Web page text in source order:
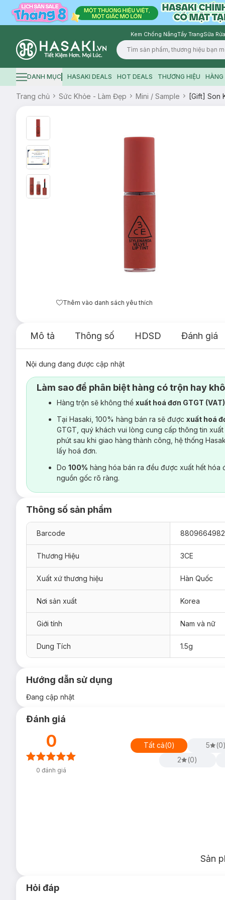
Kem Chống NắngTẩy TrangSữa
Logo
Hamburger icon
DANH MỤC HASAKI DEALS HOT DEALS THƯƠNG HIỆU HÀNG
Trang chủ Sức Khỏe - Làm Đẹp Mini / Sample [Gift] Son
Thêm vào danh sách yêu thích
Mô tả Thông số HDSD Đánh giá
Nội dung đang được cập nhật
Làm sao để phân biệt hàng có trộn hay
Hàng trộn sẽ không thể xuất hoá đơn GTGT
Tại Hasaki, 100% hàng bán ra sẽ được xuất hoá
GTGT, quý khách vui lòng cung cấp thông tin
phút sau khi giao hàng thành công, hệ thống
lấy hoá đơn.
Do 100% hàng hóa bán ra đều được xuất hết hóa
nguồn gốc rõ ràng.
Thông số sản phẩm
Barcode
Thương Hiệu 3CE
Xuất xứ thương hiệu Hàn Quốc
Nơi sản xuất Korea
Giới tính Nam và nữ
Dung Tích 1.5g
Hướng dẫn sử dụng
Đang cập nhật
Đánh giá
0
0 đánh giá
Tất cả(0) 5 (0
2
(0)
Sản
Hỏi đáp